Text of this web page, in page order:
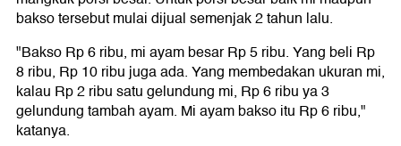
bakso tersebut mulai dijual semenjak 2 tahun lalu.
"Bakso Rp 6 ribu, mi ayam besar Rp 5 ribu. Yang beli Rp
8 ribu, Rp 10 ribu juga ada. Yang membedakan ukuran mi,
kalau Rp 2 ribu satu gelundung mi, Rp 6 ribu ya 3
gelundung tambah ayam. Mi ayam bakso itu Rp 6 ribu,"
katanya.